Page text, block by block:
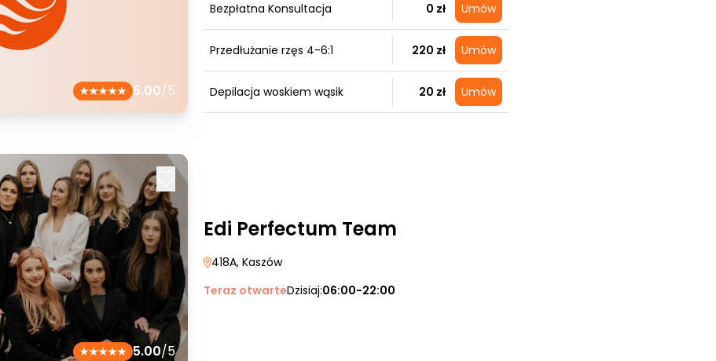
5.00/5
Bezpłatna Konsultacja 0 zł Umów
Przedłużanie rzęs 4-6:1 220 zł Umów
Depilacja woskiem wąsik 20 zł Umów
5.00/5
Edi Perfectum Team
418A, Kaszów
Teraz otwarteDzisiaj:06:00-22:00